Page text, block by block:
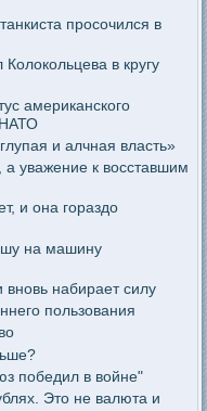
просочился в
в кругу
американского
НАТО
и алчная власть»
уважение к восставшим
и она гораздо
на машину
вновь набирает силу
пользования
победил в войне"
Это не валюта и